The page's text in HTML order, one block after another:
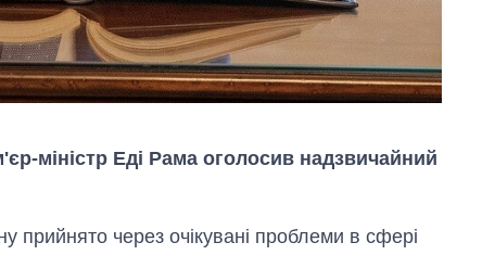
міністр Еді Рама оголосив надзвичайний
прийнято через очікувані проблеми в сфері
змінилася кількість
вступників на
аспірантуру